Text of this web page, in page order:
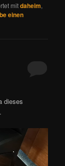
mitdaheim,
einen
dieses